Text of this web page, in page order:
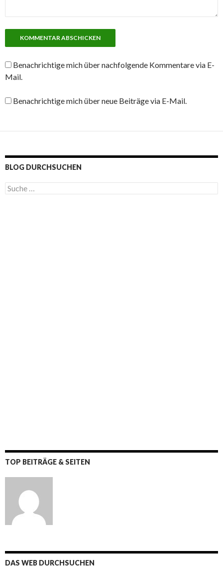
Benachrichtige mich über nachfolgende Kommentare via E-
Mail.
Benachrichtige mich über neue Beiträge via E-Mail.
BLOG DURCHSUCHEN
S
u
TOP BEITRÄGE & SEITEN
DAS WEB DURCHSUCHEN